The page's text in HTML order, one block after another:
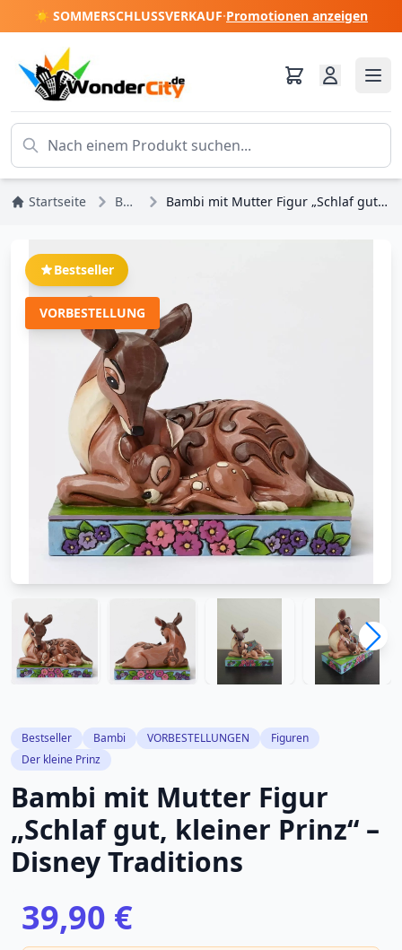
☀️ SOMMERSCHLUSSVERKAUF·Promotionen anzeigen
Startseite Bestseller Bambi mit Mutter Figur „Schlaf gut, kleiner Prinz“ – Disney Traditions
Bestseller
VORBESTELLUNG
Bestseller Bambi VORBESTELLUNGEN
Figuren
Der kleine Prinz
Bambi mit Mutter Figur
„Schlaf gut, kleiner Prinz“ –
Disney Traditions
39,90 €